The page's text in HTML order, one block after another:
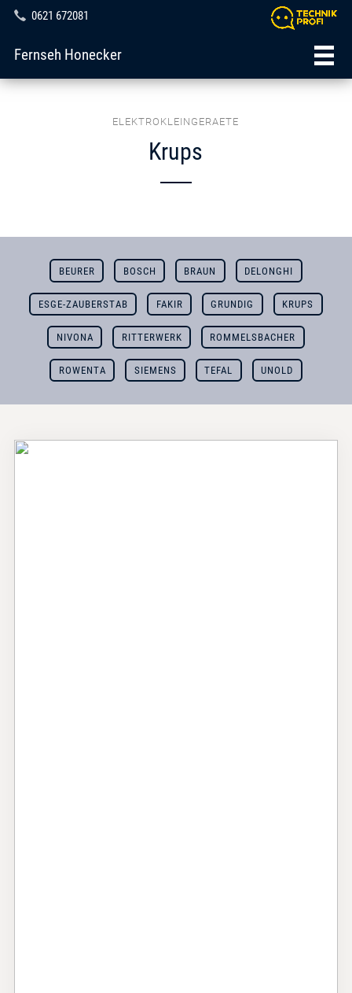
0621 672081
Fernseh Honecker
ELEKTROKLEINGERAETE
Krups
BEURER BOSCH BRAUN DELONGHI
ESGE-ZAUBERSTAB FAKIR GRUNDIG KRUPS
NIVONA RITTERWERK ROMMELSBACHER
ROWENTA SIEMENS TEFAL UNOLD